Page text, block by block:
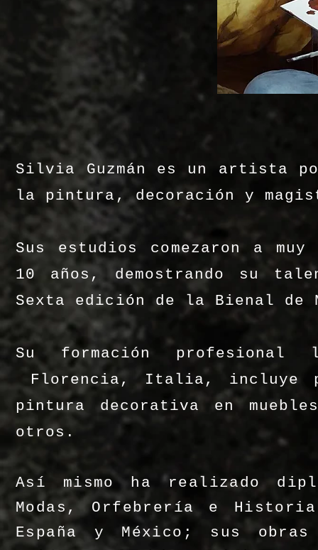
Silvia Guzmán es un artista
la pintura, decoración y
Sus estudios comezaron a
10 años, demostrando su
Sexta edición de la Bienal de
Su formación
Florencia, Italia, incluye
pintura decorativa en
otros.
Así mismo ha realizado
Modas, Orfebrería e
España y México; sus